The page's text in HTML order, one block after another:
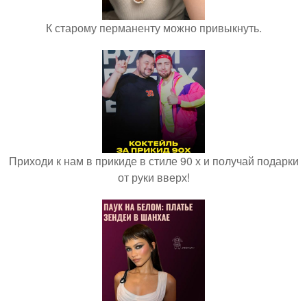
К старому перманенту можно привыкнуть.
Приходи к нам в прикиде в стиле 90 х и получай подарки
от руки вверх!